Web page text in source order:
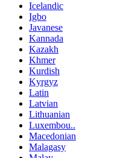
Icelandic
Igbo
Javanese
Kannada
Kazakh
Khmer
Kurdish
Kyrgyz
Latin
Latvian
Lithuanian
Luxembou..
Macedonian
Malagasy